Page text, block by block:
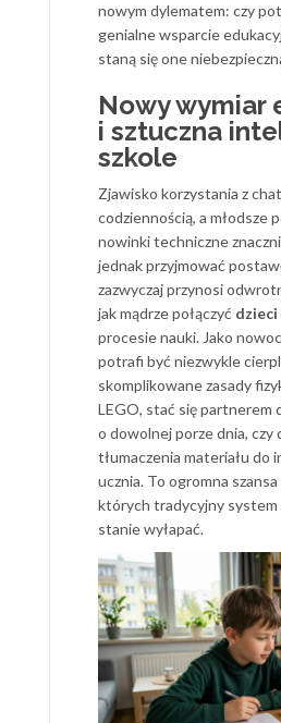
nowym dylematem: czy
genialne wsparcie
staną się one
Nowy wymiar
i sztuczna
szkole
Zjawisko korzystania z
codziennością, a młodsze
nowinki techniczne
jednak przyjmować
zazwyczaj przynosi
jak mądrze połączyć
procesie nauki. Jako
potrafi być niezwykle
skomplikowane zasady
LEGO, stać się partnerem
o dowolnej porze dnia,
tłumaczenia materiału do
ucznia. To ogromna
których tradycyjny system
stanie wyłapać.